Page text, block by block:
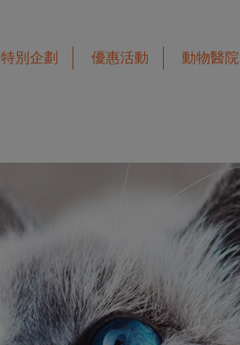
特別企劃 優惠活動 動物醫院